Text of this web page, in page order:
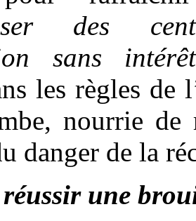
des
sans intérêt
les règles de
nourrie de
danger de la
une